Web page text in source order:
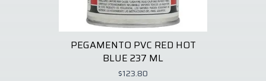
PEGAMENTO PVC RED HOT
BLUE 237 ML
$123.80